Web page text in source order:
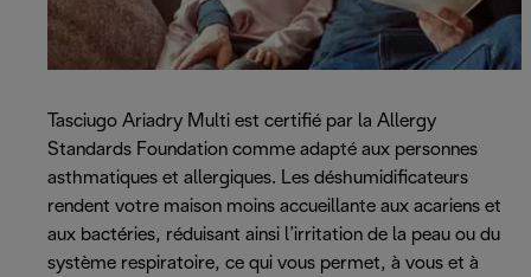
Tasciugo Ariadry Multi est certifié par la Allergy
Standards Foundation comme adapté aux personnes
asthmatiques et allergiques. Les déshumidificateurs
rendent votre maison moins accueillante aux acariens et
aux bactéries, réduisant ainsi l’irritation de la peau ou du
système respiratoire, ce qui vous permet, à vous et à